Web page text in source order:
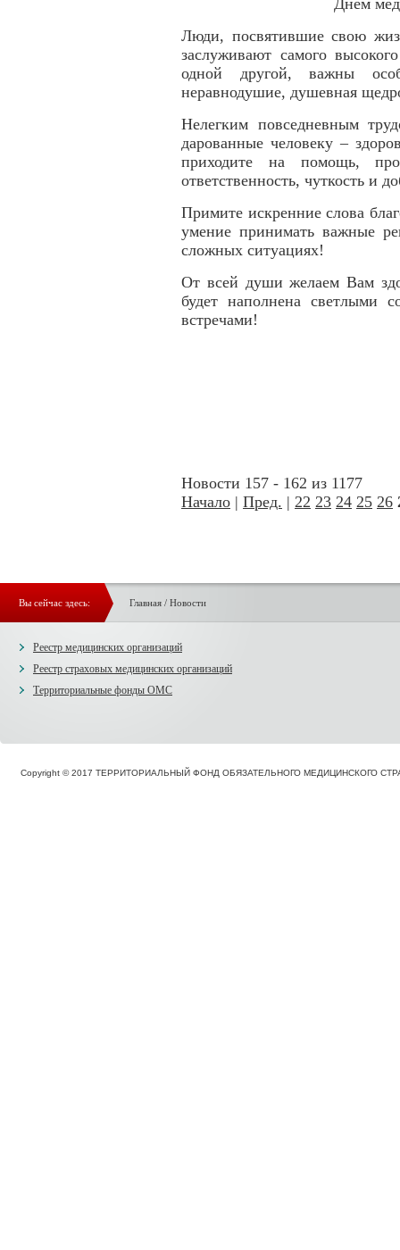
Днем
Люди, посвятившие свою
заслуживают самого
одной другой, важны
неравнодушие, душевная
Нелегким повседневным
дарованные человеку –
приходите на помощь,
ответственность, чуткость и
Примите искренние слова
умение принимать важные
сложных ситуациях!
От всей души желаем Вам
будет наполнена светлыми
встречами!
Новости 157 - 162 из 1177
Начало | Пред. | 22 23 24 25 26
Вы сейчас здесь: Главная/ Новости
Реестр медицинских организаций
Реестр страховых медицинских организаций
Территориальные фонды ОМС
Copyright © 2017 ТЕРРИТОРИАЛЬНЫЙ ФОНД ОБЯЗАТЕЛЬНОГО МЕДИЦИНСКОГО